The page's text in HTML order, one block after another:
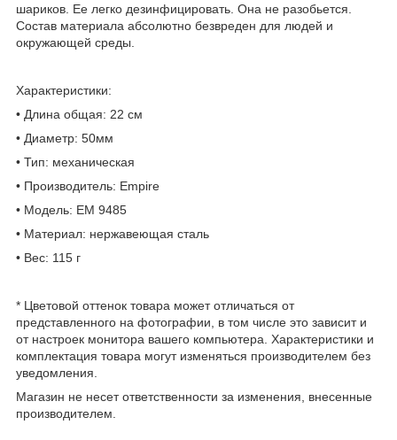
шариков. Ее легко дезинфицировать. Она не разобьется.
Состав материала абсолютно безвреден для людей и
окружающей среды.
Характеристики:
• Длина общая: 22 см
• Диаметр: 50мм
• Тип: механическая
• Производитель: Empire
• Модель: EM 9485
• Материал: нержавеющая сталь
• Вес: 115 г
* Цветовой оттенок товара может отличаться от
представленного на фотографии, в том числе это зависит и
от настроек монитора вашего компьютера. Характеристики и
комплектация товара могут изменяться производителем без
уведомления.
Магазин не несет ответственности за изменения, внесенные
производителем.